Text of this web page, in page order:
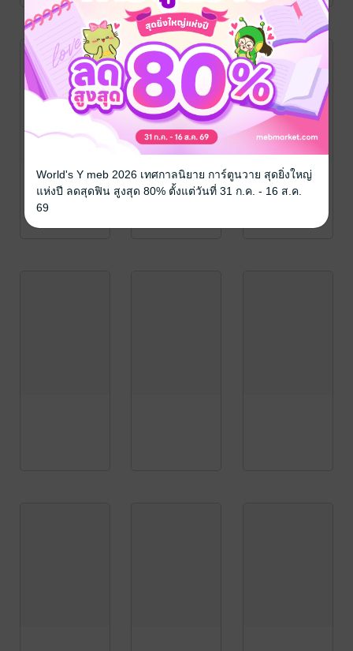
World's Y meb 2026 เทศกาลนิยาย การ์ตูนวาย สุดยิ่งใหญ่
แห่งปี ลดสุดฟิน สูงสุด 80% ตั้งแต่วันที่ 31 ก.ค. - 16 ส.ค.
69